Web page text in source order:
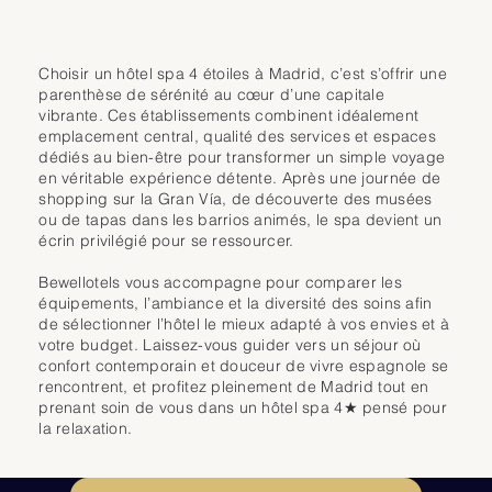
espagnole et méditerranéenne mettant à l’honneur les saveurs locales.
Le bar lounge, chaleureux et convivial, est l’endroit idéal pour un verre
en fin de journée.
Grâce à son emplacement stratégique entre la Plaza Mayor, le quartier
des Lettres et la gare d’Atocha, l’Hotel Catalonia Plaza Mayor constitue
un point de départ parfait pour explorer Madrid. Entre services bien-être,
confort contemporain et immersion culturelle, l’établissement offre une
expérience complète répondant aux attentes des voyageurs en quête
d’authenticité et de détente au cœur de la capitale.
avant ou après un vol. Les clients y trouvent sauna, hammam et piscine
intérieure chauffée, dans une atmosphère apaisante propice à la
détente. Des soins et massages peuvent être proposés pour compléter
cette expérience relaxante. Cet espace bien-être, rare dans les hôtels
proches de l’aéroport, permet de transformer une simple étape en
moment de confort privilégié.
Les chambres de l’Axor Barajas se distinguent par leur style épuré et
leur excellente insonorisation. Elles sont équipées d’une literie de
performante et de toutes les commodités nécessaires à un séjour
agréable. Des chambres familiales spacieuses sont également
disponibles, répondant aux besoins des voyageurs avec enfants ou en
groupe.
L’hôtel met à disposition une salle de fitness accessible 24h/24, idéale
pour maintenir son rythme sportif malgré un emploi du temps chargé. Le
restaurant propose une cuisine méditerranéenne et internationale,
détendre autour d’un verre ou d’une collation.
Choisir un hôtel spa 4 étoiles à Madrid, c’est s’offrir une
parenthèse de sérénité au cœur d’une capitale
vibrante. Ces établissements combinent idéalement
emplacement central, qualité des services et espaces
dédiés au bien-être pour transformer un simple voyage
en véritable expérience détente. Après une journée de
shopping sur la Gran Vía, de découverte des musées
ou de tapas dans les barrios animés, le spa devient un
écrin privilégié pour se ressourcer.
Bewellotels vous accompagne pour comparer les
équipements, l’ambiance et la diversité des soins afin
de sélectionner l’hôtel le mieux adapté à vos envies et à
votre budget. Laissez-vous guider vers un séjour où
confort contemporain et douceur de vivre espagnole se
rencontrent, et profitez pleinement de Madrid tout en
prenant soin de vous dans un hôtel spa 4★ pensé pour
la relaxation.